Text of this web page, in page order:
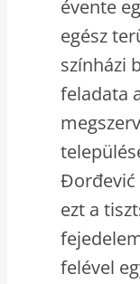
évente
egész
színházi
feladata
Đorđević
ezt a
felével